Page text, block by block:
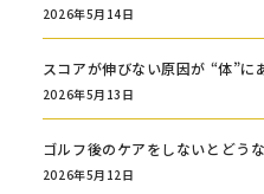
2026年5月14日
スコアが伸びない原因が “体”に
2026年5月13日
ゴルフ後のケアをしないとどう
2026年5月12日